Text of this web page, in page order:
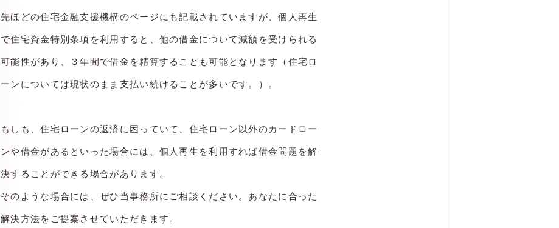
先ほどの住宅金融支援機構のページにも記載されていますが、個人再生
で住宅資金特別条項を利用すると、他の借金について減額を受けられる
可能性があり、３年間で借金を精算することも可能となります（住宅ロ
ーンについては現状のまま支払い続けることが多いです。）。
もしも、住宅ローンの返済に困っていて、住宅ローン以外のカードロー
ンや借金があるといった場合には、個人再生を利用すれば借金問題を解
決することができる場合があります。
そのような場合には、ぜひ当事務所にご相談ください。あなたに合った
解決方法をご提案させていただきます。